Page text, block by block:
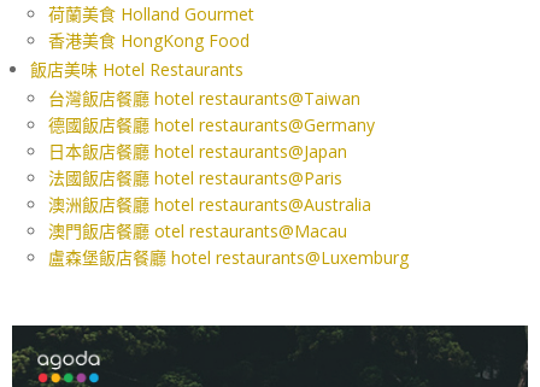
荷蘭美食 Holland Gourmet
香港美食 HongKong Food
飯店美味 Hotel Restaurants
台灣飯店餐廳 hotel restaurants@Taiwan
德國飯店餐廳 hotel restaurants@Germany
日本飯店餐廳 hotel restaurants@Japan
法國飯店餐廳 hotel restaurants@Paris
澳洲飯店餐廳 hotel restaurants@Australia
澳門飯店餐廳 otel restaurants@Macau
盧森堡飯店餐廳 hotel restaurants@Luxemburg